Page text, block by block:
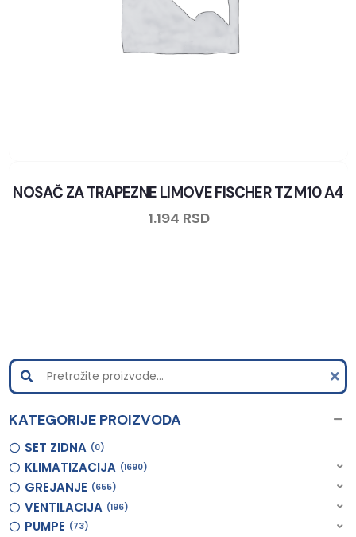
NOSAČ ZA TRAPEZNE LIMOVE FISCHER TZ M10 A4
1.194 RSD
KATEGORIJE PROIZVODA
SET ZIDNA 0
KLIMATIZACIJA 1690
GREJANJE 655
VENTILACIJA 196
PUMPE 73